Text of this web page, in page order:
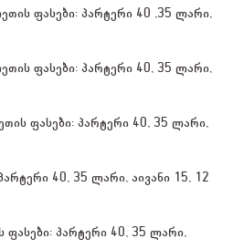
ფასები: პარტერი 40 ,35 ლარი,
ფასები: პარტერი 40, 35 ლარი,
ფასები: პარტერი 40, 35 ლარი,
40, 35 ლარი, აივანი 15, 12
ფასები: პარტერი 40, 35 ლარი,